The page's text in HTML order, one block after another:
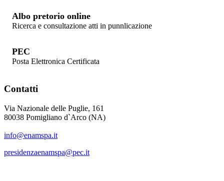
Albo pretorio online
Ricerca e consultazione atti in punnlicazione
PEC
Posta Elettronica Certificata
Contatti
Via Nazionale delle Puglie, 161
80038 Pomigliano d`Arco (NA)
info@enamspa.it
presidenzaenamspa@pec.it